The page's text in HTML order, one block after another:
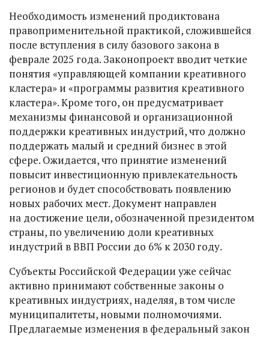
Необходимость изменений продиктована
правоприменительной практикой, сложившейся
после вступления в силу базового закона в
феврале 2025 года. Законопроект вводит четкие
понятия «управляющей компании креативного
кластера» и «программы развития креативного
кластера». Кроме того, он предусматривает
механизмы финансовой и организационной
поддержки креативных индустрий, что должно
поддержать малый и средний бизнес в этой
сфере. Ожидается, что принятие изменений
повысит инвестиционную привлекательность
регионов и будет способствовать появлению
новых рабочих мест. Документ направлен
на достижение цели, обозначенной президентом
страны, по увеличению доли креативных
индустрий в ВВП России до 6% к 2030 году.
Субъекты Российской Федерации уже сейчас
активно принимают собственные законы о
креативных индустриях, наделяя, в том числе
муниципалитеты, новыми полномочиями.
Предлагаемые изменения в федеральный закон